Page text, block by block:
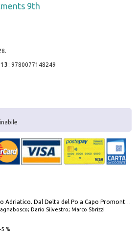
9th
:9780077148249
777 Alto Adriatico. Dal Delta del Po a Capo Promontore. Con QR Code
Dario Silvestro; Marco Sbrizzi
%